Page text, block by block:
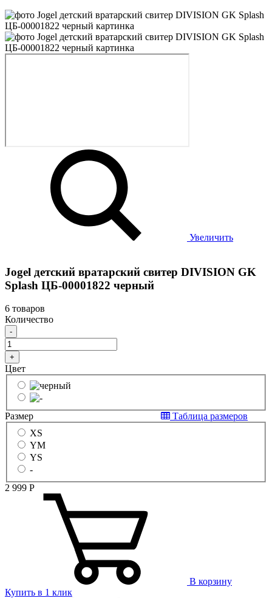
Увеличить
Jogel детский вратарский свитер DIVISION GK
Splash ЦБ-00001822 черный
6 товаров
Количество
-
+
Цвет
Размер
Таблица размеров
XS
YM
YS
-
2 999 Р
В корзину
Купить в 1 клик